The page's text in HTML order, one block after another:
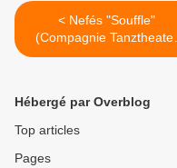
< Nefés "Souffle"
(Compagnie Tanztheater
Wuppertal Pina Bausch)
Hébergé par Overblog
Top articles
Pages